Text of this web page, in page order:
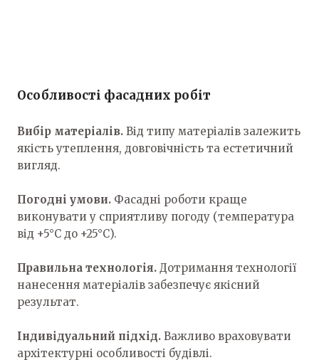
Особливості фасадних робіт
Вибір матеріалів. Від типу матеріалів залежить
якість утеплення, довговічність та естетичний
вигляд.
Погодні умови. Фасадні роботи краще
виконувати у сприятливу погоду (температура
від +5°C до +25°C).
Правильна технологія. Дотримання технології
нанесення матеріалів забезпечує якісний
результат.
Індивідуальний підхід. Важливо враховувати
архітектурні особливості будівлі.